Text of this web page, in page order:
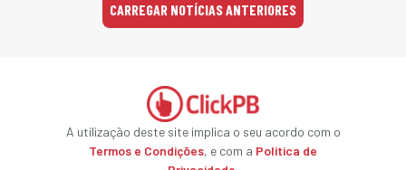
CARREGAR NOTÍCIAS ANTERIORES
A utilização deste site implica o seu acordo com o
Termos e Condições, e com a Política de